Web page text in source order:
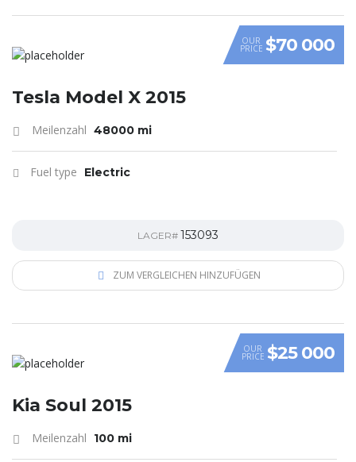
OUR
PRICE $70 000
Tesla Model X 2015
Meilenzahl 48000 mi
Fuel type Electric
LAGER# 153093
ZUM VERGLEICHEN HINZUFÜGEN
VIDEO
OUR
PRICE $25 000
Kia Soul 2015
Meilenzahl 100 mi